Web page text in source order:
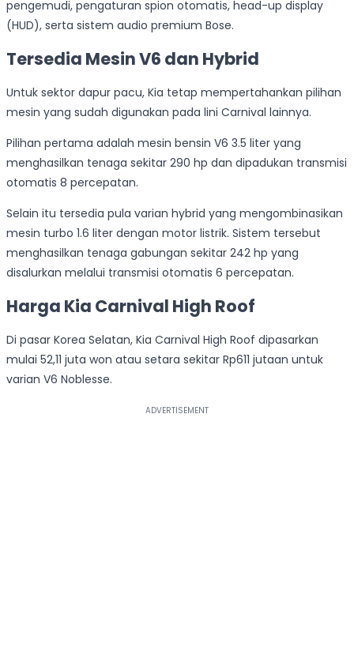
pengemudi, pengaturan spion otomatis, head-up display
(HUD), serta sistem audio premium Bose.
Tersedia Mesin V6 dan Hybrid
Untuk sektor dapur pacu, Kia tetap mempertahankan pilihan
mesin yang sudah digunakan pada lini Carnival lainnya.
Pilihan pertama adalah mesin bensin V6 3.5 liter yang
menghasilkan tenaga sekitar 290 hp dan dipadukan transmisi
otomatis 8 percepatan.
Selain itu tersedia pula varian hybrid yang mengombinasikan
mesin turbo 1.6 liter dengan motor listrik. Sistem tersebut
menghasilkan tenaga gabungan sekitar 242 hp yang
disalurkan melalui transmisi otomatis 6 percepatan.
Harga Kia Carnival High Roof
Di pasar Korea Selatan, Kia Carnival High Roof dipasarkan
mulai 52,11 juta won atau setara sekitar Rp611 jutaan untuk
varian V6 Noblesse.